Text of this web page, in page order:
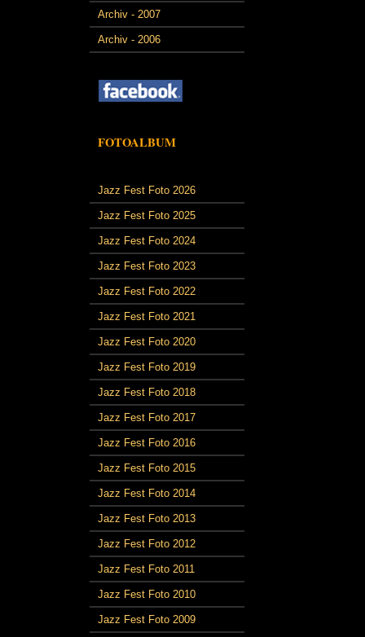
Archiv - 2007
Archiv - 2006
FOTOALBUM
Jazz Fest Foto 2026
Jazz Fest Foto 2025
Jazz Fest Foto 2024
Jazz Fest Foto 2023
Jazz Fest Foto 2022
Jazz Fest Foto 2021
Jazz Fest Foto 2020
Jazz Fest Foto 2019
Jazz Fest Foto 2018
Jazz Fest Foto 2017
Jazz Fest Foto 2016
Jazz Fest Foto 2015
Jazz Fest Foto 2014
Jazz Fest Foto 2013
Jazz Fest Foto 2012
Jazz Fest Foto 2011
Jazz Fest Foto 2010
Jazz Fest Foto 2009